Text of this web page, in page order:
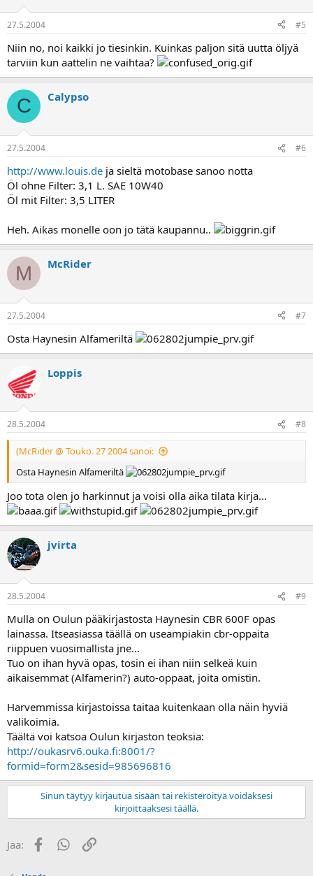
27.5.2004 #5
Niin no, noi kaikki jo tiesinkin. Kuinkas paljon sitä uutta öljyä
tarviin kun aattelin ne vaihtaa?
C Calypso
27.5.2004 #6
http://www.louis.de ja sieltä motobase sanoo notta
Öl ohne Filter: 3,1 L. SAE 10W40
Öl mit Filter: 3,5 LITER
Heh. Aikas monelle oon jo tätä kaupannu..
M McRider
27.5.2004 #7
Osta Haynesin Alfameriltä
Loppis
28.5.2004 #8
(McRider @ Touko. 27 2004 sanoi:
Osta Haynesin Alfameriltä
Joo tota olen jo harkinnut ja voisi olla aika tilata kirja...
jvirta
28.5.2004 #9
Mulla on Oulun pääkirjastosta Haynesin CBR 600F opas
lainassa. Itseasiassa täällä on useampiakin cbr-oppaita
riippuen vuosimallista jne...
Tuo on ihan hyvä opas, tosin ei ihan niin selkeä kuin
aikaisemmat (Alfamerin?) auto-oppaat, joita omistin.
Harvemmissa kirjastoissa taitaa kuitenkaan olla näin hyviä
valikoimia.
Täältä voi katsoa Oulun kirjaston teoksia:
http://oukasrv6.ouka.fi:8001/?
formid=form2&sesid=985696816
Sinun täytyy kirjautua sisään tai rekisteröityä voidaksesi
kirjoittaaksesi täällä.
Jaa: FacebookWhatsApp
Linkki